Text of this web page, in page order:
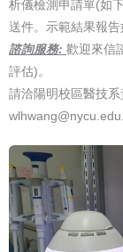
析儀檢測申請單(如
送件。示範結果報告
諮詢服務: 歡迎來信
評估)。
請洽陽明校區醫技